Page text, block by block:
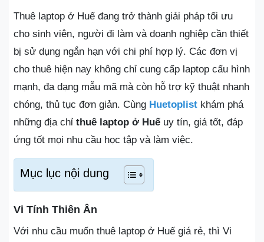
Thuê laptop ở Huế đang trở thành giải pháp tối ưu
cho sinh viên, người đi làm và doanh nghiệp cần thiết
bị sử dụng ngắn hạn với chi phí hợp lý. Các đơn vị
cho thuê hiện nay không chỉ cung cấp laptop cấu hình
mạnh, đa dạng mẫu mã mà còn hỗ trợ kỹ thuật nhanh
chóng, thủ tục đơn giản. Cùng Huetoplist khám phá
những địa chỉ thuê laptop ở Huếuy tín, giá tốt, đáp
ứng tốt mọi nhu cầu học tập và làm việc.
Mục lục nội dung
Vi Tính Thiên Ân
Với nhu cầu muốn thuê laptop ở Huế giá rẻ, thì Vi